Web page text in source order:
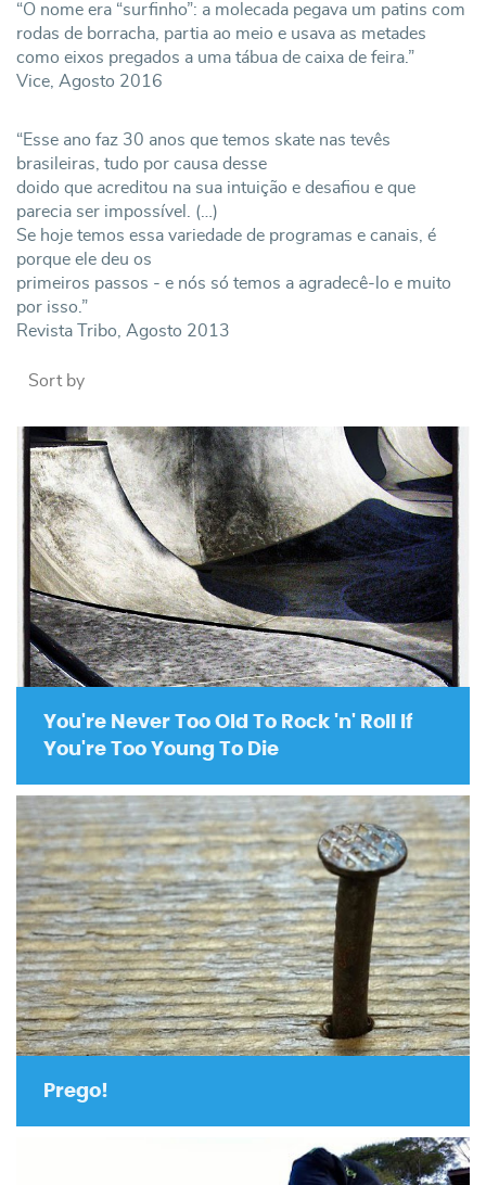
“O nome era “surfinho”: a molecada pegava um patins com
rodas de borracha, partia ao meio e usava as metades
como eixos pregados a uma tábua de caixa de feira.”
Vice, Agosto 2016
“Esse ano faz 30 anos que temos skate nas tevês
brasileiras, tudo por causa desse
doido que acreditou na sua intuição e desafiou e que
parecia ser impossível. (…)
Se hoje temos essa variedade de programas e canais, é
porque ele deu os
primeiros passos - e nós só temos a agradecê-lo e muito
por isso.”
Revista Tribo, Agosto 2013
Sort by
You're Never Too Old To Rock 'n' Roll If
You're Too Young To Die
Prego!